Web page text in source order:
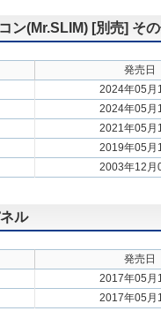
ン(Mr.SLIM) [別売] そ
発売日
2024年05月
2024年05月
2021年05月
2019年05月
2003年12月
ル
発売日
2017年05月
2017年05月